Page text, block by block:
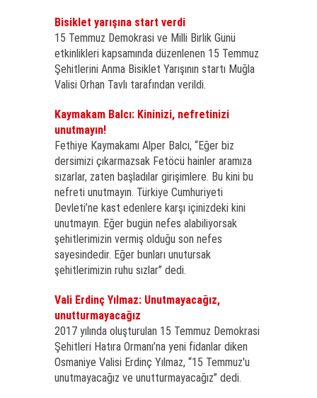
Bisiklet yarışına start verdi
15 Temmuz Demokrasi ve Milli Birlik Günü
etkinlikleri kapsamında düzenlenen 15 Temmuz
Şehitlerini Anma Bisiklet Yarışının startı Muğla
Valisi Orhan Tavlı tarafından verildi.
Kaymakam Balcı: Kininizi, nefretinizi
unutmayın!
Fethiye Kaymakamı Alper Balcı, “Eğer biz
dersimizi çıkarmazsak Fetöcü hainler aramıza
sızarlar, zaten başladılar girişimlere. Bu kini bu
nefreti unutmayın. Türkiye Cumhuriyeti
Devleti’ne kast edenlere karşı içinizdeki kini
unutmayın. Eğer bugün nefes alabiliyorsak
şehitlerimizin vermiş olduğu son nefes
sayesindedir. Eğer bunları unutursak
şehitlerimizin ruhu sızlar” dedi.
Vali Erdinç Yılmaz: Unutmayacağız,
unutturmayacağız
2017 yılında oluşturulan 15 Temmuz Demokrasi
Şehitleri Hatıra Ormanı’na yeni fidanlar diken
Osmaniye Valisi Erdinç Yılmaz, “15 Temmuz'u
unutmayacağız ve unutturmayacağız” dedi.